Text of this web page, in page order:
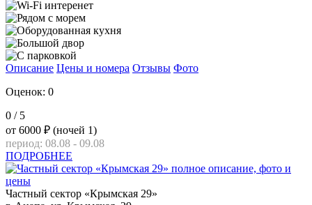
Описание Цены и номера Отзывы Фото
Оценок: 0
0 / 5
от 6000 ₽ (ночей 1)
период: 08.08 - 09.08
ПОДРОБНЕЕ
Частный сектор «Крымская 29»